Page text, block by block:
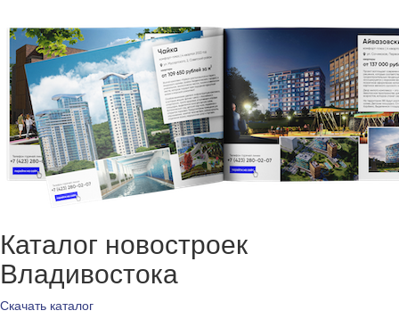
Каталог новостроек
Владивостока
Скачать каталог